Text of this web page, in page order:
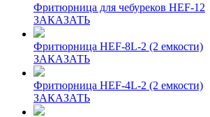
Фритюрница для чебуреков HEF-12
ЗАКАЗАТЬ
Фритюрница HEF-8L-2 (2 емкости)
ЗАКАЗАТЬ
Фритюрница HEF-4L-2 (2 емкости)
ЗАКАЗАТЬ